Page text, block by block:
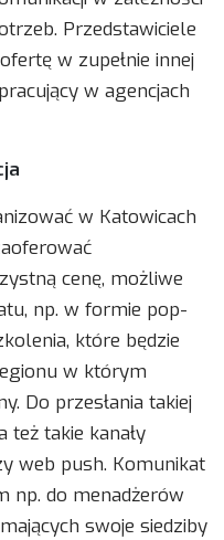
Przedstawiciele
w zupełnie innej
w agencjach
w Katowicach
cenę, możliwe
np. w formie pop-
które będzie
w którym
Do przesłania takiej
takie kanały
web push. Komunikat
np. do menadżerów
swoje siedziby